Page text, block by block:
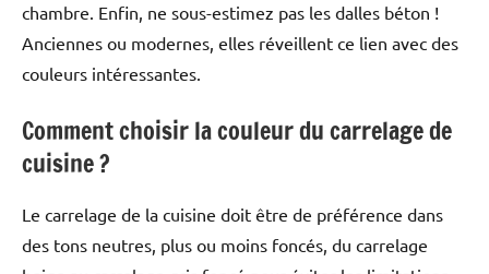
chambre. Enfin, ne sous-estimez pas les dalles béton !
Anciennes ou modernes, elles réveillent ce lien avec des
couleurs intéressantes.
Comment choisir la couleur du carrelage de
cuisine ?
Le carrelage de la cuisine doit être de préférence dans
des tons neutres, plus ou moins foncés, du carrelage